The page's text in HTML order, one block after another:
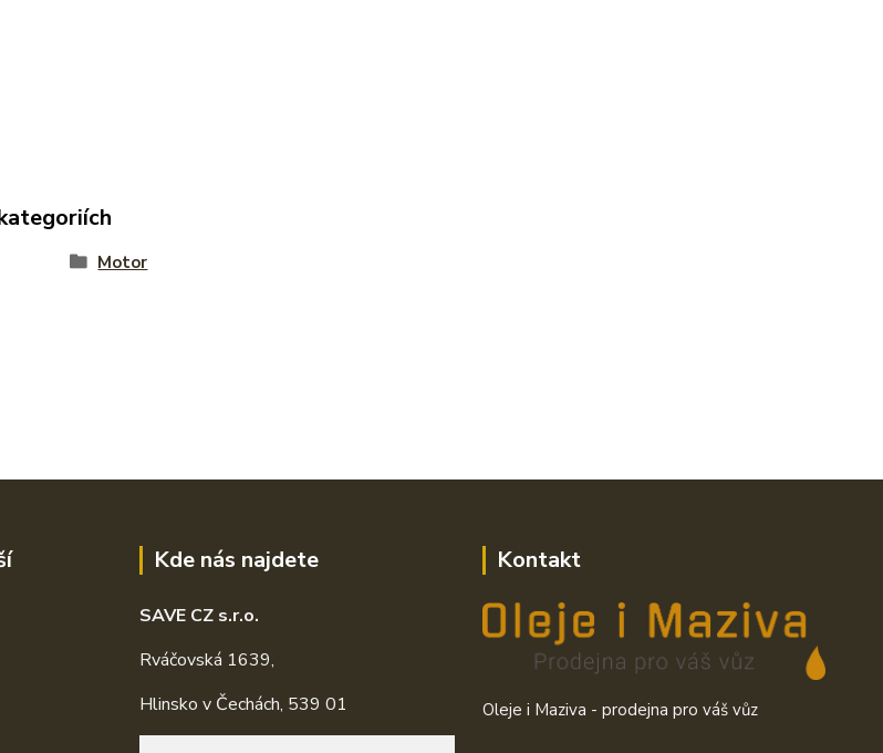
Motor
Kde nás najdete
SAVE CZ s.r.o.
Rváčovská 1639,
Hlinsko v Čechách, 539 01
Kontakt
Oleje i Maziva - prodejna pro váš vůz